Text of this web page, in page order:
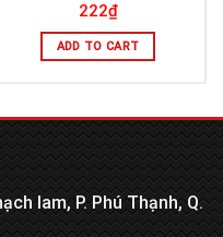
222₫
ADD TO CART
lam, P. Phú Thạnh, Q.